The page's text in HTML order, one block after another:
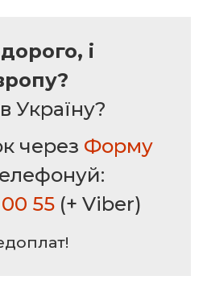
і
Україну?
через Форму
55 (+ Viber)